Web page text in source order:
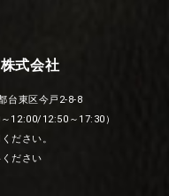
式会社
台東区今戸2-8-8
12:00/12:50～17:30）
ださい。
ださい